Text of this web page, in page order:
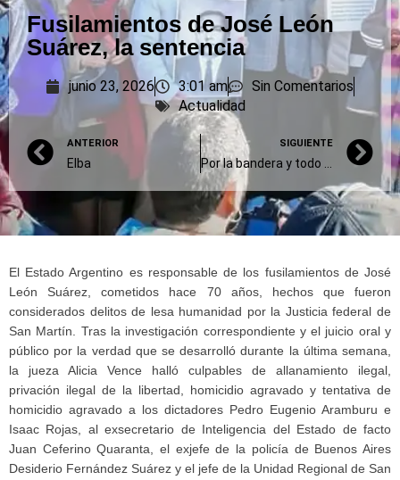
Fusilamientos de José León
Suárez, la sentencia
junio 23, 2026 3:01 am
Sin Comentarios
Actualidad
ANTERIOR
Elba
SIGUIENTE
Por la bandera y todo lo demás
El Estado Argentino es responsable de los fusilamientos de José
León Suárez, cometidos hace 70 años, hechos que fueron
considerados delitos de lesa humanidad por la Justicia federal de
San Martín. Tras la investigación correspondiente y el juicio oral y
público por la verdad que se desarrolló durante la última semana,
la jueza Alicia Vence halló culpables de allanamiento ilegal,
privación ilegal de la libertad, homicidio agravado y tentativa de
homicidio agravado a los dictadores Pedro Eugenio Aramburu e
Isaac Rojas, al exsecretario de Inteligencia del Estado de facto
Juan Ceferino Quaranta, el exjefe de la policía de Buenos Aires
Desiderio Fernández Suárez y el jefe de la Unidad Regional de San